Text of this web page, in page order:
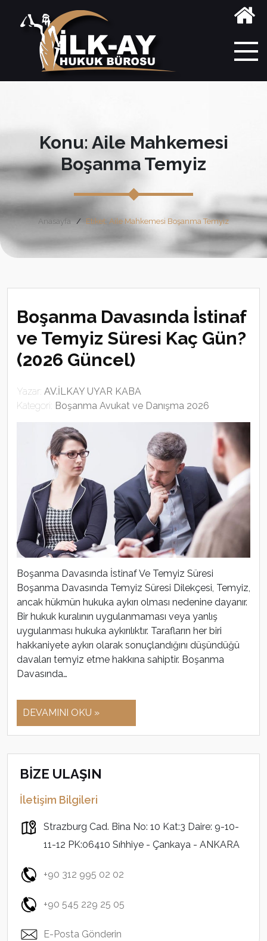
Konu: Aile Mahkemesi
Boşanma Temyiz
Anasayfa Etiket: Aile Mahkemesi Boşanma Temyiz
Boşanma Davasında İstinaf
ve Temyiz Süresi Kaç Gün?
(2026 Güncel)
Yazar: AV.İLKAY UYAR KABA
Kategori: Boşanma Avukat ve Danışma 2026
Boşanma Davasında İstinaf Ve Temyiz Süresi
Boşanma Davasında Temyiz Süresi Dilekçesi, Temyiz,
ancak hükmün hukuka aykırı olması nedenine dayanır.
Bir hukuk kuralının uygulanmaması veya yanlış
uygulanması hukuka aykırılıktır. Tarafların her biri
hakkaniyete aykırı olarak sonuçlandığını düşündüğü
davaları temyiz etme hakkına sahiptir. Boşanma
Davasında…
DEVAMINI OKU »
BİZE ULAŞIN
İletişim Bilgileri
Strazburg Cad. Bina No: 10 Kat:3 Daire: 9-10-
11-12 PK:06410 Sıhhiye - Çankaya - ANKARA
+90 312 995 02 02
+90 545 229 25 05
E-Posta Gönderin